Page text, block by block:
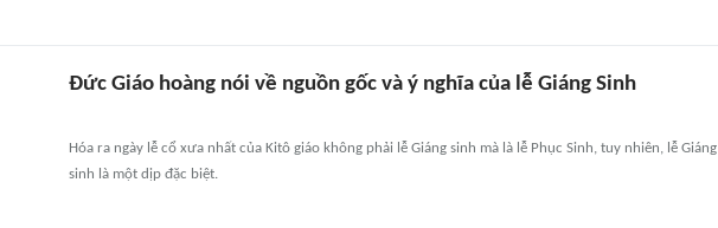
Đức Giáo hoàng nói về nguồn gốc và ý nghĩa của lễ Giáng Sinh
Hóa ra ngày lễ cổ xưa nhất của Kitô giáo không phải lễ Giáng sinh mà là lễ Phục Sinh, tuy nhiên, lễ Giáng
sinh là một dịp đặc biệt.